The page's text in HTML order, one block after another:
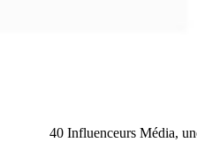
40 Influenceurs Média,